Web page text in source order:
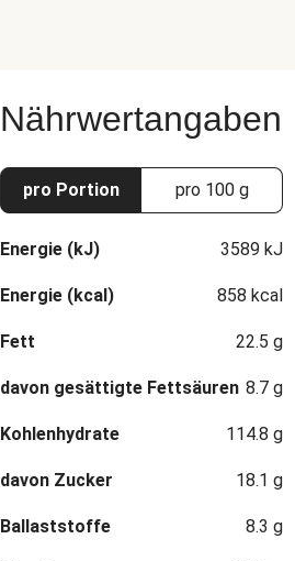
Nährwertangaben
pro Portion pro 100 g
Energie (kJ) 3589 kJ
Energie (kcal) 858 kcal
Fett 22.5 g
davon gesättigte Fettsäuren 8.7 g
Kohlenhydrate 114.8 g
davon Zucker 18.1 g
Ballaststoffe 8.3 g